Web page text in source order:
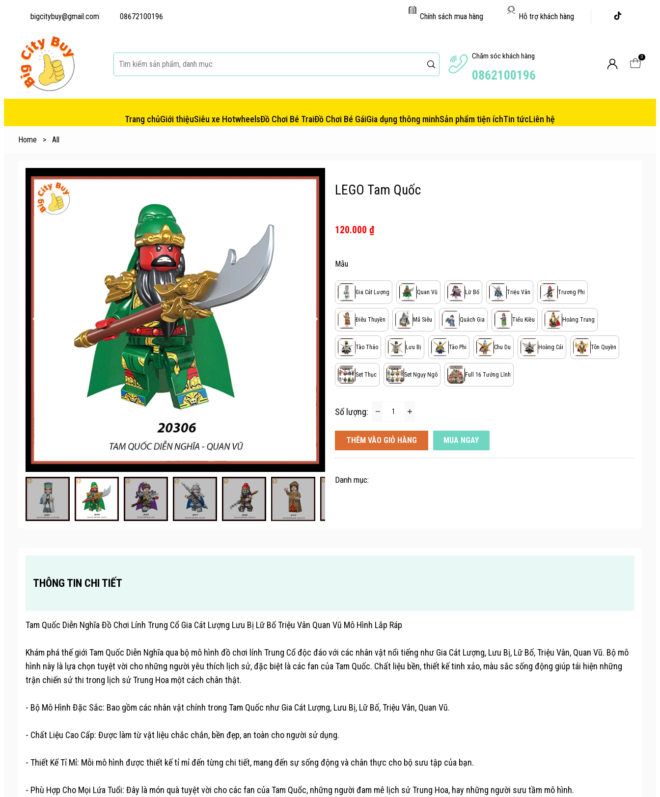
bigcitybuy@gmail.com 08672100196 Hỗ trợ khách hàng
Chính sách mua hàng
Chăm sóc khách hàng
0862100196
0
Trang chủGiới thiệuSiêu xe HotwheelsĐồ Chơi Bé TraiĐồ Chơi Bé GáiGia dụng thông minhSản phẩm tiện íchTin tứcLiên hệ
Home > All
LEGO Tam Quốc
120.000 ₫
Số lượng:
THÊM VÀO GIỎ HÀNG MUA NGAY
Danh mục:
Mẫu
Gia Cát Lượng Quan Vũ Lữ Bố Triệu Vân Trương Phi
Điêu Thuyền Mã Siêu Quách Gia Tiểu Kiều Hoàng Trung
Tào Tháo Lưu Bị Tào Phi Chu Du Hoàng Cái Tôn Quyền
Set Thục Set Ngụy Ngô Full 16 Tướng Lĩnh
THÔNG TIN CHI TIẾT
Tam Quốc Diễn Nghĩa Đồ Chơi Lính Trung Cổ Gia Cát Lượng Lưu Bị Lữ Bố Triệu Vân Quan Vũ Mô Hình Lắp Ráp
Khám phá thế giới Tam Quốc Diễn Nghĩa qua bộ mô hình đồ chơi lính Trung Cổ độc đáo với các nhân vật nổi tiếng như Gia Cát Lượng, Lưu Bị, Lữ Bố, Triệu Vân, Quan Vũ. Bộ mô
hình này là lựa chọn tuyệt vời cho những người yêu thích lịch sử, đặc biệt là các fan của Tam Quốc. Chất liệu bền, thiết kế tinh xảo, màu sắc sống động giúp tái hiện những
trận chiến sử thi trong lịch sử Trung Hoa một cách chân thật.
- Bộ Mô Hình Đặc Sắc: Bao gồm các nhân vật chính trong Tam Quốc như Gia Cát Lượng, Lưu Bị, Lữ Bố, Triệu Vân, Quan Vũ.
- Chất Liệu Cao Cấp: Được làm từ vật liệu chắc chắn, bền đẹp, an toàn cho người sử dụng.
- Thiết Kế Tỉ Mỉ: Mỗi mô hình được thiết kế tỉ mỉ đến từng chi tiết, mang đến sự sống động và chân thực cho bộ sưu tập của bạn.
- Phù Hợp Cho Mọi Lứa Tuổi: Đây là món quà tuyệt vời cho các fan của Tam Quốc, những người đam mê lịch sử Trung Hoa, hay những người sưu tầm mô hình.